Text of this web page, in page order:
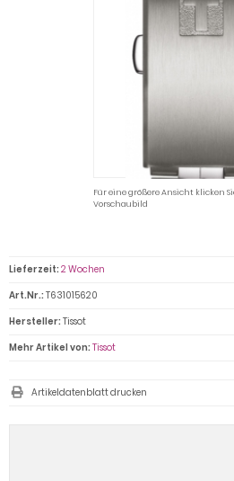
Für eine größere Ansicht klicken
Vorschaubild
Lieferzeit: 2 Wochen
Art.Nr.: T631015620
Hersteller: Tissot
Mehr Artikel von: Tissot
Artikeldatenblatt drucken